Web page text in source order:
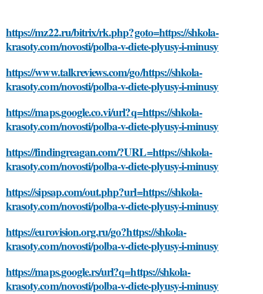
https://mz22.ru/bitrix/rk.php?goto=https://shkola-
krasoty.com/novosti/polba-v-diete-plyusy-i-minusy
https://www.talkreviews.com/go/https://shkola-
krasoty.com/novosti/polba-v-diete-plyusy-i-minusy
https://maps.google.co.vi/url?q=https://shkola-
krasoty.com/novosti/polba-v-diete-plyusy-i-minusy
https://findingreagan.com/?URL=https://shkola-
krasoty.com/novosti/polba-v-diete-plyusy-i-minusy
https://sipsap.com/out.php?url=https://shkola-
krasoty.com/novosti/polba-v-diete-plyusy-i-minusy
https://eurovision.org.ru/go?https://shkola-
krasoty.com/novosti/polba-v-diete-plyusy-i-minusy
https://maps.google.rs/url?q=https://shkola-
krasoty.com/novosti/polba-v-diete-plyusy-i-minusy